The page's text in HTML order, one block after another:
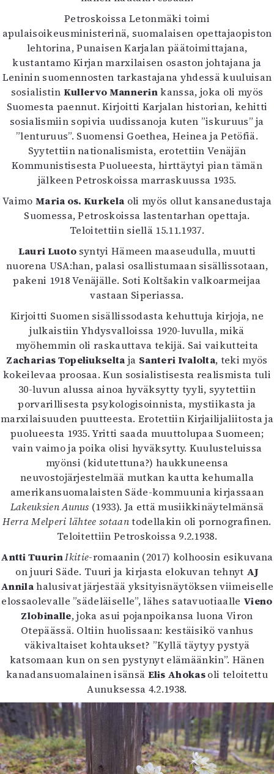
Petroskoissa Letonmäki toimi
apulaisoikeusministerinä, suomalaisen opettajaopiston
lehtorina, Punaisen Karjalan päätoimittajana,
kustantamo Kirjan marxilaisen osaston johtajana ja
Leninin suomennosten tarkastajana yhdessä kuuluisan
sosialistin Kullervo Mannerinkanssa, joka oli myös
Suomesta paennut. Kirjoitti Karjalan historian, kehitti
sosialismiin sopivia uudissanoja kuten ”iskuruus” ja
”lenturuus”. Suomensi Goethea, Heinea ja Petöfiä.
Syytettiin nationalismista, erotettiin Venäjän
Kommunistisesta Puolueesta, hirttäytyi pian tämän
jälkeen Petroskoissa marraskuussa 1935.
Vaimo Maria os. Kurkela oli myös ollut kansanedustaja
Suomessa, Petroskoissa lastentarhan opettaja.
Teloitettiin siellä 15.11.1937.
Lauri Luoto syntyi Hämeen maaseudulla, muutti
nuorena USA:han, palasi osallistumaan sisällissotaan,
pakeni 1918 Venäjälle. Soti Koltšakin valkoarmeijaa
vastaan Siperiassa.
Kirjoitti Suomen sisällissodasta kehuttuja kirjoja, ne
julkaistiin Yhdysvalloissa 1920-luvulla, mikä
myöhemmin oli raskauttava tekijä. Sai vaikutteita
Zacharias Topeliukselta ja Santeri Ivalolta, teki myös
kokeilevaa proosaa. Kun sosialistisesta realismista tuli
30-luvun alussa ainoa hyväksytty tyyli, syytettiin
porvarillisesta psykologisoinnista, mystiikasta ja
marxilaisuuden puutteesta. Erotettiin Kirjailijaliitosta ja
puolueesta 1935. Yritti saada muuttolupaa Suomeen;
vain vaimo ja poika olisi hyväksytty. Kuulusteluissa
myönsi (kidutettuna?) haukkuneensa
neuvostojärjestelmää mutkan kautta kehumalla
amerikansuomalaisten Säde-kommuunia kirjassaan
Lakeuksien Aunus (1933). Ja että musiikkinäytelmänsä
Herra Melperi lähtee sotaantodellakin oli pornografinen.
Teloitettiin Petroskoissa 9.2.1938.
Antti TuurinIkitie-romaanin (2017) kolhoosin esikuvana
on juuri Säde. Tuuri ja kirjasta elokuvan tehnyt AJ
Annilahalusivat järjestää yksityisnäytöksen viimeiselle
elossaolevalle ”sädeläiselle”, lähes satavuotiaalle Vieno
Zlobinalle, joka asui pojanpoikansa luona Viron
Otepäässä. Oltiin huolissaan: kestäisikö vanhus
väkivaltaiset kohtaukset? ”Kyllä täytyy pystyä
katsomaan kun on sen pystynyt elämäänkin”. Hänen
kanadansuomalainen isänsä Elis Ahokasoli teloitettu
Aunuksessa 4.2.1938.